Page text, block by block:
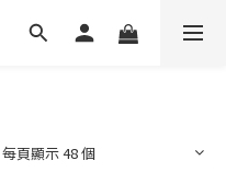
每頁顯示 48 個